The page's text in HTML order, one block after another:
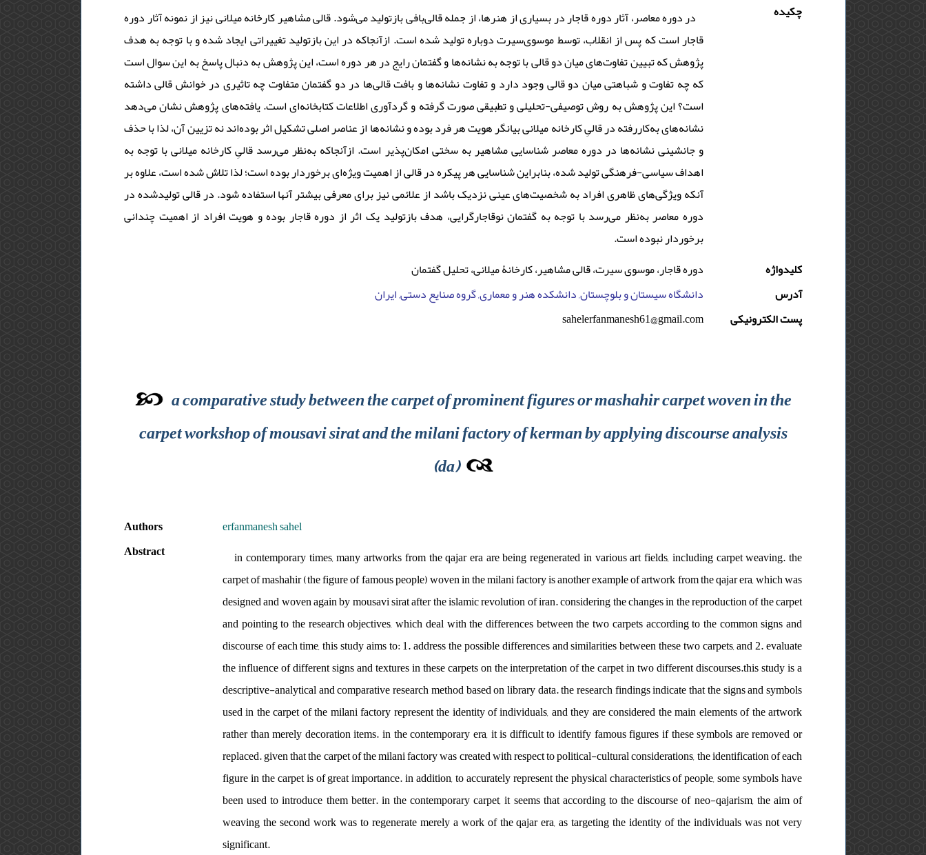
چکیده
در دوره‌ معاصر، آثار دوره‌ قاجار در بسیاری از هنرها، از جمله قالی‌‌بافی بازتولید می‌شود. قالی مشاهیر کارخانه‌ میلانی نیز از نمونه آثار دوره‌
قاجار است که پس از انقلاب، توسط موسوی‌سیرت دوباره تولید شده است. ازآنجاکه در این بازتولید تغییراتی ایجاد شده و با توجه به هدف
پژوهش که تبیین تفاوت‌‌های میان دو قالی با توجه به نشانه‌‌ها و گفتمان رایج در هر دوره است، این پژوهش به دنبال پاسخ به این سوال است
که چه تفاوت و شباهتی میان دو قالی وجود دارد و تفاوت نشانه‌‌ها و بافت قالی‌‌ها در دو گفتمان متفاوت چه تاثیری در خوانش قالی داشته
است؟ این پژوهش به روش توصیفی-تحلیلی و تطبیقی صورت گرفته و گردآوری اطلاعات کتابخانه‌‌ای است. یافته‌‌های پژوهش نشان می‌‌دهد
نشانه‌‌های به‌کاررفته در قالیِ کارخانه‌ میلانی بیانگر هویت هر فرد بوده و نشانه‌‌ها از عناصر اصلی تشکیل اثر بوده‌‌اند نه تزیین آن، لذا با حذف
و جانشینی نشانه‌‌ها در دوره‌ معاصر شناسایی مشاهیر به سختی امکان‌پذیر است. ازآنجاکه به‌‌نظر می‌‌رسد قالیِ کارخانه‌ میلانی با توجه به
اهداف سیاسی-فرهنگی تولید شده، بنابراین شناسایی هر پیکره در قالی از اهمیت ویژه‌‌ای برخوردار بوده است؛ لذا تلاش شده است، علاوه بر
آنکه ویژگی‌‌های ظاهری افراد به شخصیت‌‌های عینی نزدیک باشد از علائمی نیز برای معرفی بیشتر آنها استفاده شود. در قالی تولیدشده در
دوره‌ معاصر به‌‌نظر می‌‌رسد با توجه به گفتمان نوقاجارگرایی، هدف بازتولید یک اثر از دوره‌ قاجار بوده و هویت افراد از اهمیت چندانی
برخوردار نبوده است.
کلیدواژه
دوره قاجار، موسوی سیرت، قالی مشاهیر، کارخانۀ میلانی، تحلیل گفتمان
آدرس
دانشگاه سیستان و بلوچستان, دانشکده هنر و معماری, گروه صنایع دستی, ایران
پست الکترونیکی
sahelerfanmanesh61@gmail.com
a comparative study between the carpet of prominent figures or mashahir carpet woven in the
carpet workshop of mousavi sirat and the milani factory of kerman by applying discourse analysis
(da)
Authors
erfanmanesh sahel
Abstract
in contemporary times, many artworks from the qajar era are being regenerated in various art fields, including carpet weaving. the
carpet of mashahir (the figure of famous people) woven in the milani factory is another example of artwork from the qajar era, which was
designed and woven again by mousavi sirat after the islamic revolution of iran. considering the changes in the reproduction of the carpet
and pointing to the research objectives, which deal with the differences between the two carpets according to the common signs and
discourse of each time, this study aims to: 1. address the possible differences and similarities between these two carpets, and 2. evaluate
the influence of different signs and textures in these carpets on the interpretation of the carpet in two different discourses.this study is a
descriptive-analytical and comparative research method based on library data. the research findings indicate that the signs and symbols
used in the carpet of the milani factory represent the identity of individuals, and they are considered the main elements of the artwork
rather than merely decoration items. in the contemporary era, it is difficult to identify famous figures if these symbols are removed or
replaced. given that the carpet of the milani factory was created with respect to political-cultural considerations, the identification of each
figure in the carpet is of great importance. in addition, to accurately represent the physical characteristics of people, some symbols have
been used to introduce them better. in the contemporary carpet, it seems that according to the discourse of neo-qajarism, the aim of
weaving the second work was to regenerate merely a work of the qajar era, as targeting the identity of the individuals was not very
significant.